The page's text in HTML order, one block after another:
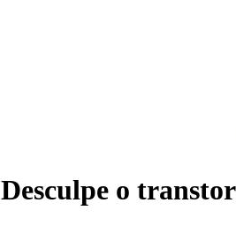
Desculpe o